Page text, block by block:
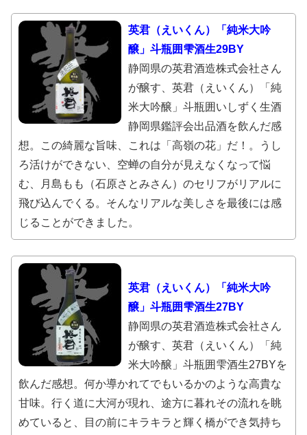
英君（えいくん）「純米大吟
醸」斗瓶囲雫酒生29BY
静岡県の英君酒造株式会社さん
が醸す、英君（えいくん）「純
米大吟醸」斗瓶囲いしずく生酒
静岡県鑑評会出品酒を飲んだ感
想。この綺麗な旨味、これは「高嶺の花」だ！。うし
ろ活けができない、空蝉の自分が見えなくなって悩
む、月島もも（石原さとみさん）のセリフがリアルに
飛び込んでくる。そんなリアルな美しさを最後には感
じることができました。
英君（えいくん）「純米大吟
醸」斗瓶囲雫酒生27BY
静岡県の英君酒造株式会社さん
が醸す、英君（えいくん）「純
米大吟醸」斗瓶囲雫酒生27BYを
飲んだ感想。何か導かれてでもいるかのような高貴な
甘味。行く道に大河が現れ、途方に暮れその流れを眺
めていると、目の前にキラキラと輝く橋ができ気持ち